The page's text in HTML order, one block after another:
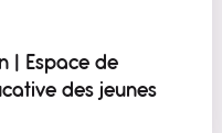
| Espace de
des jeunes